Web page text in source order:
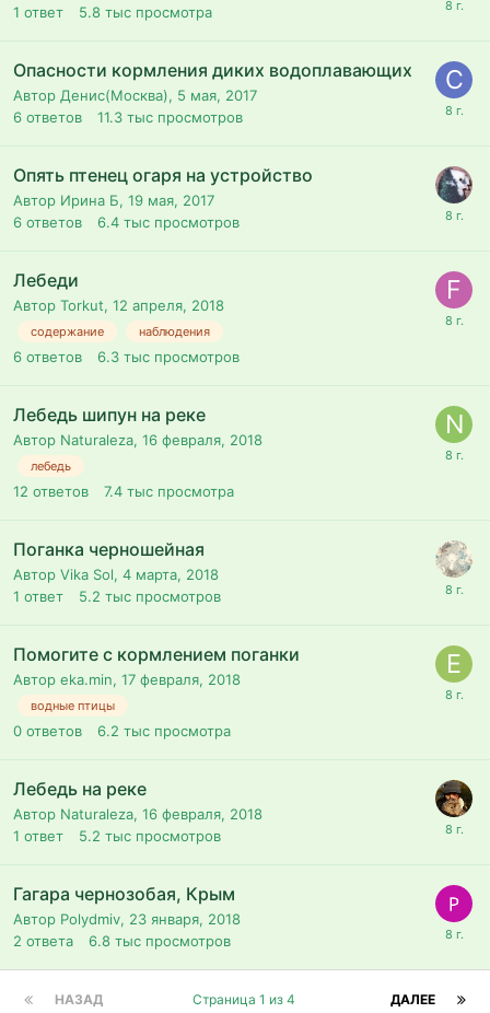
1 ответ 5.8 тыс просмотра
Опасности кормления диких водоплавающих
Автор Денис(Москва), 5 мая, 2017
6 ответов 11.3 тыс просмотров
Опять птенец огаря на устройство
Автор Ирина Б, 19 мая, 2017
6 ответов 6.4 тыс просмотров
Лебеди
Автор Torkut, 12 апреля, 2018
содержание наблюдения
6 ответов 6.3 тыс просмотров
Лебедь шипун на реке
Автор Naturaleza, 16 февраля, 2018
лебедь
12 ответов 7.4 тыс просмотра
Поганка черношейная
Автор Vika Sol, 4 марта, 2018
1 ответ 5.2 тыс просмотров
Помогите с кормлением поганки
Автор eka.min, 17 февраля, 2018
водные птицы
0 ответов 6.2 тыс просмотра
Лебедь на реке
Автор Naturaleza, 16 февраля, 2018
1 ответ 5.2 тыс просмотров
Гагара чернозобая, Крым
Автор Polydmiv, 23 января, 2018
2 ответа 6.8 тыс просмотров
НАЗАД ДАЛЕЕ
Страница 1 из 4